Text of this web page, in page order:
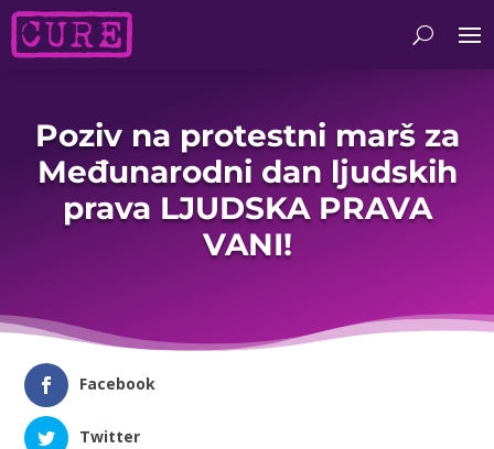
Poziv na protestni marš za
Međunarodni dan ljudskih
prava LJUDSKA PRAVA
VANI!
Facebook
Twitter